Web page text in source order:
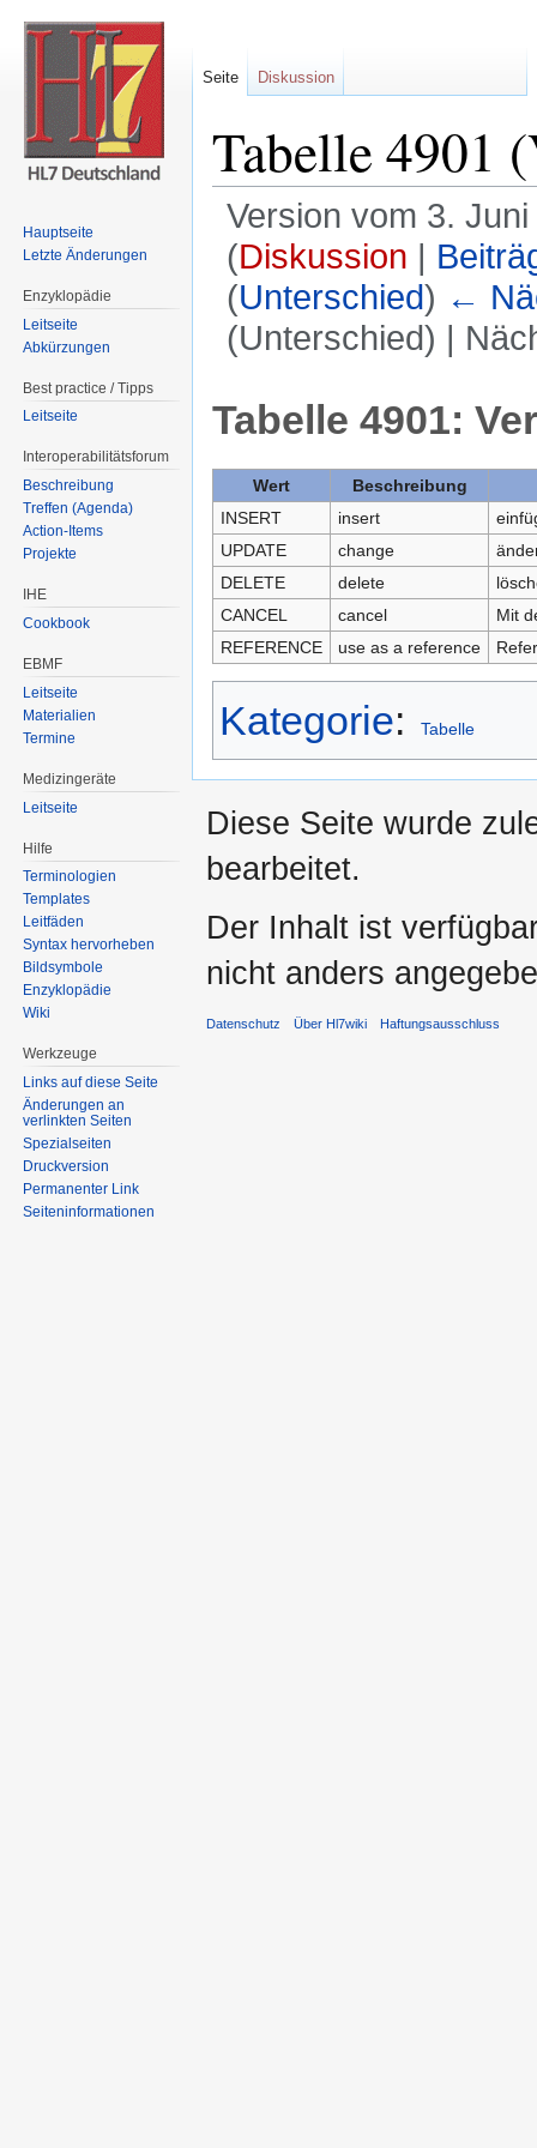
Tabelle 4901
Version vom 3.
(Diskussion |
(Unterschied) ←
(Unterschied) |
Tabelle 4901:
Wert
Beschreibung
INSERT
insert
UPDATE
change
DELETE
delete
CANCEL
cancel
Mit
REFERENCE
use as a reference
Kategorie: Tabelle
Seite Diskussion
Hauptseite
Letzte Änderungen
Enzyklopädie
Leitseite
Abkürzungen
Best practice / Tipps
Leitseite
Interoperabilitätsforum
Beschreibung
Treffen (Agenda)
Action-Items
Projekte
IHE
Cookbook
EBMF
Leitseite
Materialien
Termine
Medizingeräte
Leitseite
Hilfe
Terminologien
Templates
Leitfäden
Syntax hervorheben
Bildsymbole
Enzyklopädie
Wiki
Werkzeuge
Links auf diese Seite
Änderungen an
verlinkten Seiten
Spezialseiten
Druckversion
Permanenter Link
Seiten­informationen
Diese Seite wurde
bearbeitet.
Der Inhalt ist
nicht anders
Datenschutz Über Hl7wiki Haftungsausschluss